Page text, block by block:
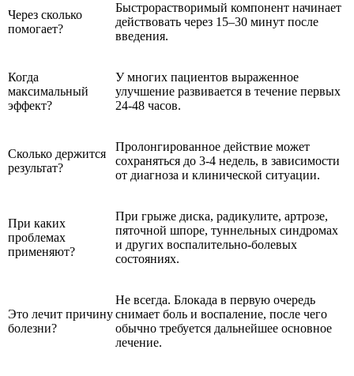
Через сколько
помогает?
Быстрорастворимый компонент начинает
действовать через 15–30 минут после
введения.
Когда
максимальный
эффект?
У многих пациентов выраженное
улучшение развивается в течение первых
24-48 часов.
Сколько держится
результат?
Пролонгированное действие может
сохраняться до 3-4 недель, в зависимости
от диагноза и клинической ситуации.
При каких
проблемах
применяют?
При грыже диска, радикулите, артрозе,
пяточной шпоре, туннельных синдромах
и других воспалительно-болевых
состояниях.
Это лечит причину
болезни?
Не всегда. Блокада в первую очередь
снимает боль и воспаление, после чего
обычно требуется дальнейшее основное
лечение.